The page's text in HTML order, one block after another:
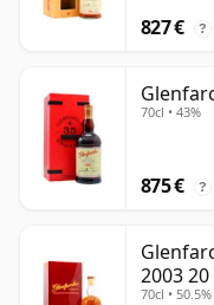
827 € ?
70cl • 43%
875 € ?
2003
70cl • 50.5%